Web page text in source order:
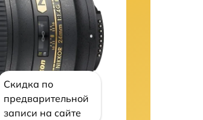
Скидка по
предварительной
записи на сайте